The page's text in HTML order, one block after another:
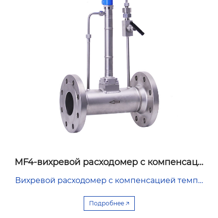
MF4-вихревой расходомер с компенсаци
Вихревой расходомер с компенсацией темпе
со встроенной системой компенсации темпе
Подробнее 🡥